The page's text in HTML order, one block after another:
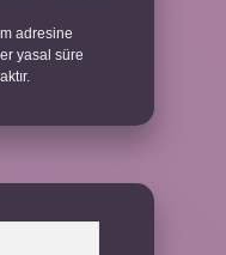
adresine
yasal süre